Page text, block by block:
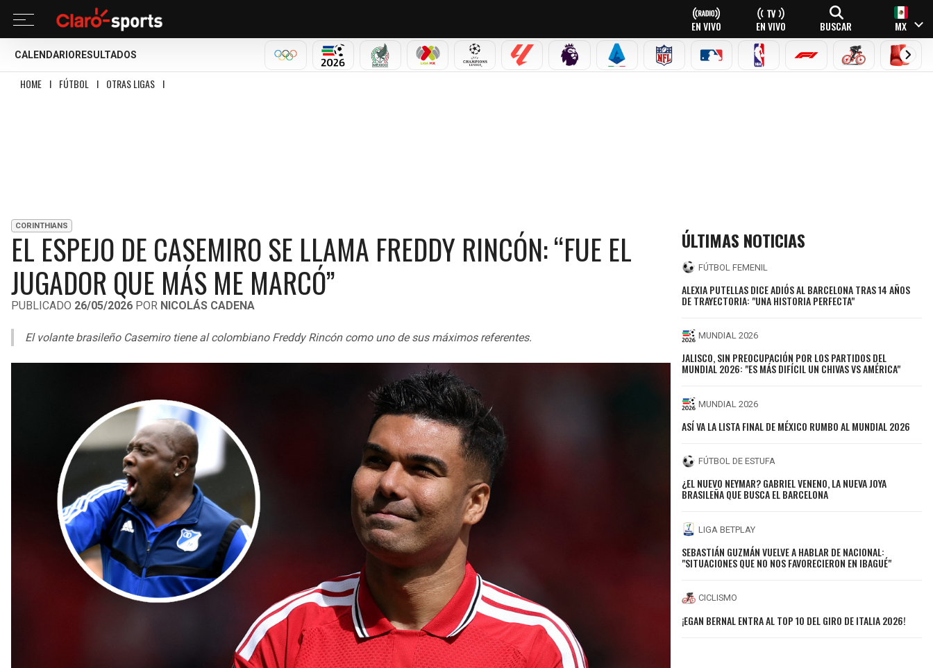
EN VIVO EN VIVO BUSCAR MX
CALENDARIO RESULTADOS
OLÍMPICOSMUNDIAL 2026SELECCIÓN MEXICANA
LIGA MX CHAMPIONS LEAGUE
LALIGA PREMIER LEAGUE
SERIE A NFL MLB NBA FÓRMULA 1CICLISMOBOXEO
HOME I FÚTBOL I OTRAS LIGAS I
CORINTHIANS
EL ESPEJO DE CASEMIRO SE LLAMA FREDDY RINCÓN: “FUE EL
JUGADOR QUE MÁS ME MARCÓ”
PUBLICADO 26/05/2026 POR NICOLÁS CADENA
El volante brasileño Casemiro tiene al colombiano Freddy Rincón como uno de sus máximos referentes.
ÚLTIMAS NOTICIAS
FÚTBOL FEMENIL
ALEXIA PUTELLAS DICE ADIÓS AL BARCELONA TRAS 14 AÑOS
DE TRAYECTORIA: "UNA HISTORIA PERFECTA"
MUNDIAL 2026
JALISCO, SIN PREOCUPACIÓN POR LOS PARTIDOS DEL
MUNDIAL 2026: "ES MÁS DIFÍCIL UN CHIVAS VS AMÉRICA"
MUNDIAL 2026
ASÍ VA LA LISTA FINAL DE MÉXICO RUMBO AL MUNDIAL 2026
FÚTBOL DE ESTUFA
¿EL NUEVO NEYMAR? GABRIEL VENENO, LA NUEVA JOYA
BRASILEÑA QUE BUSCA EL BARCELONA
LIGA BETPLAY
SEBASTIÁN GUZMÁN VUELVE A HABLAR DE NACIONAL:
"SITUACIONES QUE NO NOS FAVORECIERON EN IBAGUÉ"
CICLISMO
¡EGAN BERNAL ENTRA AL TOP 10 DEL GIRO DE ITALIA 2026!